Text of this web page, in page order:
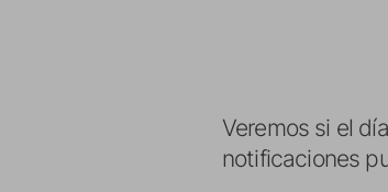
Veremos si el
notificaciones